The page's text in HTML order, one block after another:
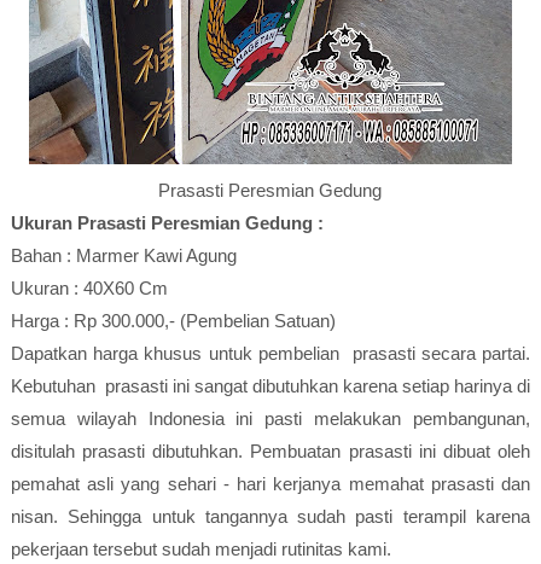
Prasasti Peresmian Gedung
Ukuran Prasasti Peresmian Gedung :
Bahan : Marmer Kawi Agung
Ukuran : 40X60 Cm
Harga : Rp 300.000,- (Pembelian Satuan)
Dapatkan harga khusus untuk pembelian prasasti secara partai.
Kebutuhan prasasti ini sangat dibutuhkan karena setiap harinya di
semua wilayah Indonesia ini pasti melakukan pembangunan,
disitulah prasasti dibutuhkan. Pembuatan prasasti ini dibuat oleh
pemahat asli yang sehari - hari kerjanya memahat prasasti dan
nisan. Sehingga untuk tangannya sudah pasti terampil karena
pekerjaan tersebut sudah menjadi rutinitas kami.